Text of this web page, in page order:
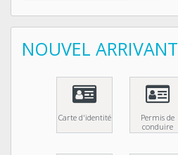
NOUVEL ARRIVANT
Carte d'identité
Permis de
conduire